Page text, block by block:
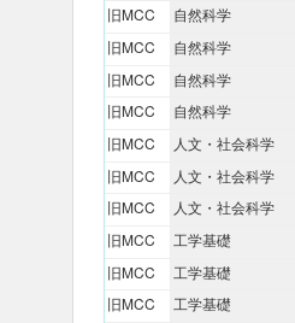
旧MCC
旧MCC
旧MCC
旧MCC
旧MCC
旧MCC
旧MCC
旧MCC
旧MCC
旧MCC
自然科学
自然科学
自然科学
自然科学
人文・社会科学
人文・社会科学
人文・社会科学
工学基礎
工学基礎
工学基礎